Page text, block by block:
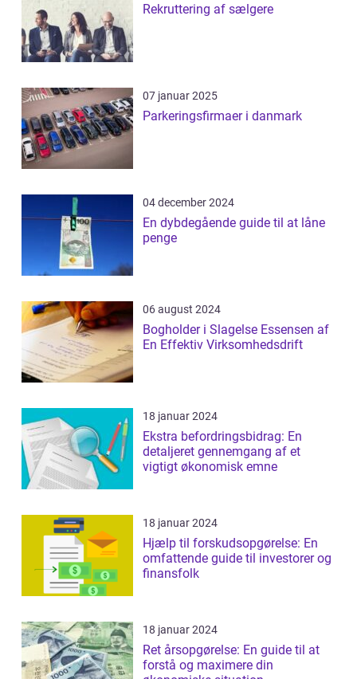
Rekruttering af sælgere
07 januar 2025
Parkeringsfirmaer i danmark
04 december 2024
En dybdegående guide til at låne
penge
06 august 2024
Bogholder i Slagelse Essensen af
En Effektiv Virksomhedsdrift
18 januar 2024
Ekstra befordringsbidrag: En
detaljeret gennemgang af et
vigtigt økonomisk emne
18 januar 2024
Hjælp til forskudsopgørelse: En
omfattende guide til investorer og
finansfolk
18 januar 2024
Ret årsopgørelse: En guide til at
forstå og maximere din